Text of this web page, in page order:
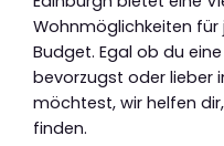
Wohnmöglichkeiten
Budget. Egal ob du
bevorzugst oder lieber
möchtest, wir helfen
finden.